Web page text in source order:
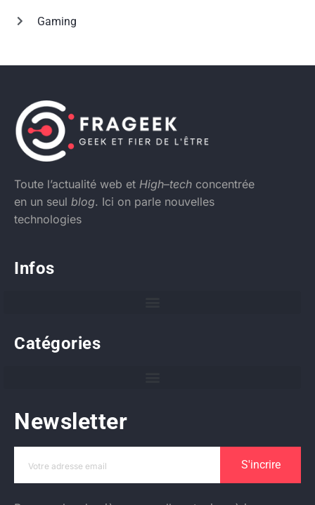
Gaming
Toute l’actualité web et High–tech concentrée
en un seul blog. Ici on parle nouvelles
technologies
Infos
Catégories
Newsletter
S'incrire